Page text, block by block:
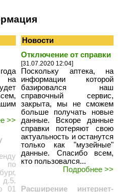
Новости
>>
по
01
Отключение от справки
[31.07.2020 12:04]
Поскольку аптека, на
информации которой
базировался наш
справочный сервис,
закрыта, мы не сможем
больше получать новые
данные. Вскоре данные
справки потеряют свою
актуальность и останутся
только как "музейные"
данные. Спасибо всем,
кто пользовался...
Подробнее >>
Расширение интернет-